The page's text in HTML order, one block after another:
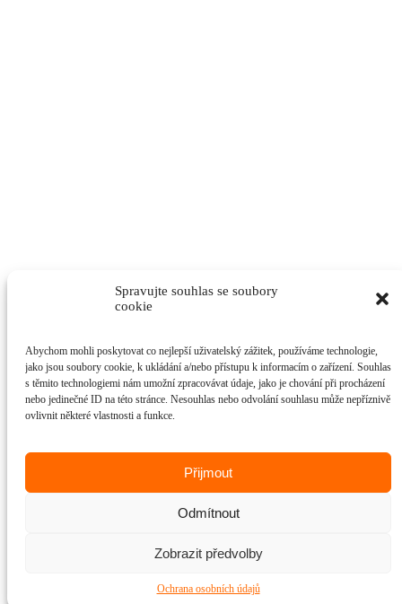
Spravujte souhlas se soubory
cookie
Abychom mohli poskytovat co nejlepší uživatelský zážitek, používáme technologie,
jako jsou soubory cookie, k ukládání a/nebo přístupu k informacím o zařízení. Souhlas
s těmito technologiemi nám umožní zpracovávat údaje, jako je chování při procházení
nebo jedinečné ID na této stránce. Nesouhlas nebo odvolání souhlasu může nepříznivě
ovlivnit některé vlastnosti a funkce.
Přijmout
Odmítnout
Zobrazit předvolby
Ochrana osobních údajů